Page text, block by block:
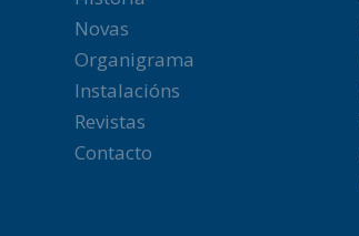
Novas
Organigrama
Instalacións
Revistas
Contacto